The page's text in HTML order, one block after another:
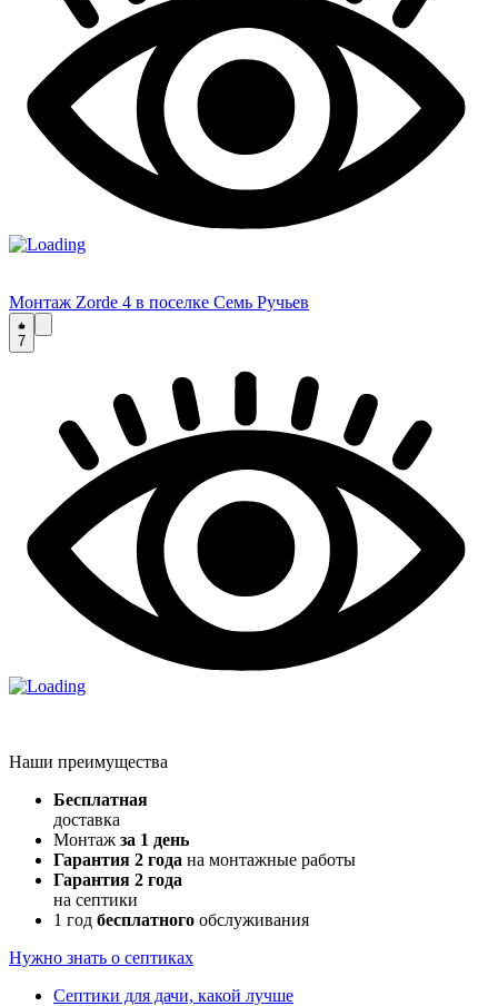
Монтаж Zorde 4 в поселке Семь Ручьев
7
Наши преимущества
Бесплатная
доставка
Монтаж за 1 день
Гарантия 2 года на монтажные работы
Гарантия 2 года
на септики
1 год бесплатного обслуживания
Нужно знать о септиках
Септики для дачи, какой лучше